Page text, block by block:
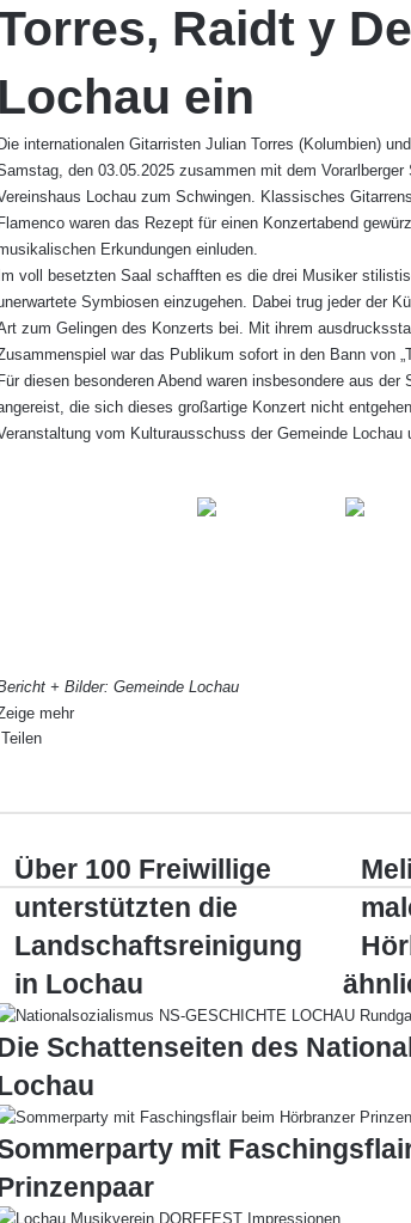
Raidt y
Lochau ein
Die internationalen Gitarristen Julian Torres (Kolumbien)
den 03.05.2025 zusammen mit dem
Lochau zum Schwingen. Klassisches
Flamenco waren das Rezept für einen Konzertabend
Erkundungen einluden.
Im voll besetzten Saal schafften es die drei Musiker
Symbiosen einzugehen. Dabei trug jeder der
zum Gelingen des Konzerts bei. Mit ihrem
war das Publikum sofort in den Bann von
Für diesen besonderen Abend waren insbesondere aus
die sich dieses großartige Konzert nicht
vom Kulturausschuss der Gemeinde Lochau
+ Bilder: Gemeinde Lochau
mehr
Teilen
E-
Über
100
Freiwillige
unterstützten
Landschaftsreinigung
in
Lochau
Über 100 Freiwillige
unterstützten die
Landschaftsreinigung
in Lochau
Melitta
Ratz
zeigt
ihre
im
Schattenseiten des
mit